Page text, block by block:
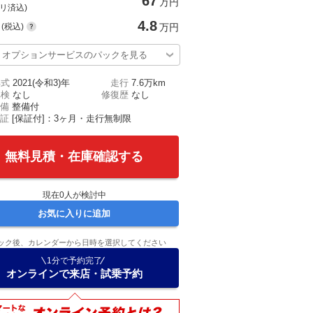
済込)
(税込) 4.8万円
オプションサービスのパックを見る
2021(令和3)年 走行 7.6万km
なし 修復歴 なし
整備付
[保証付]：3ヶ月・走行無制限
無料見積・在庫確認する
現在0人が検討中
お気に入りに追加
ク後、カレンダーから日時を選択してください
1分で予約完了
オンラインで来店・試乗予約